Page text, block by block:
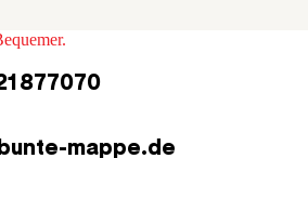
877070
mappe.de